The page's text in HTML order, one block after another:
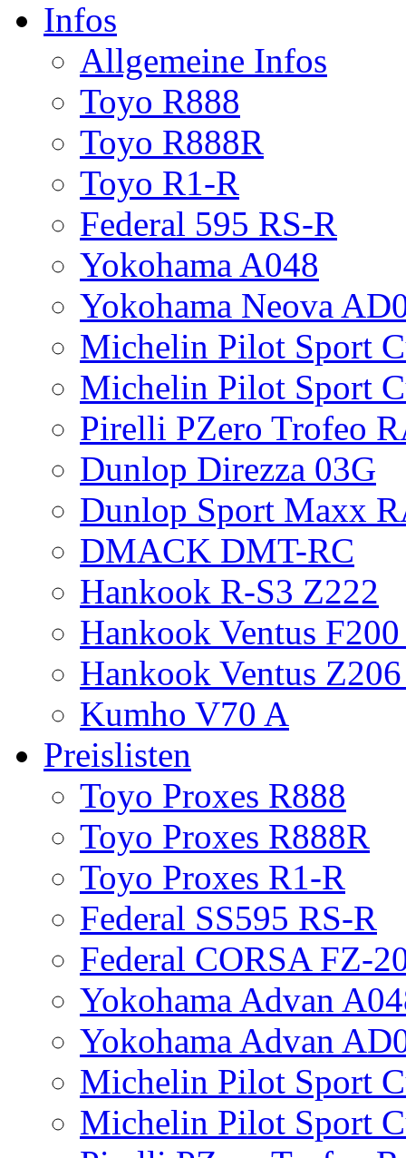
Infos
Allgemeine Infos
Toyo R888
Toyo R888R
Toyo R1-R
Federal 595 RS-R
Yokohama A048
Yokohama Neova
Michelin Pilot Sport
Michelin Pilot Sport
Pirelli PZero Trofeo
Dunlop Direzza 03G
Dunlop Sport Maxx
DMACK DMT-RC
Hankook R-S3 Z222
Hankook Ventus
Hankook Ventus
Kumho V70 A
Preislisten
Toyo Proxes R888
Toyo Proxes R888R
Toyo Proxes R1-R
Federal SS595 RS-R
Federal CORSA FZ-
Yokohama Advan
Yokohama Advan
Michelin Pilot Sport
Michelin Pilot Sport